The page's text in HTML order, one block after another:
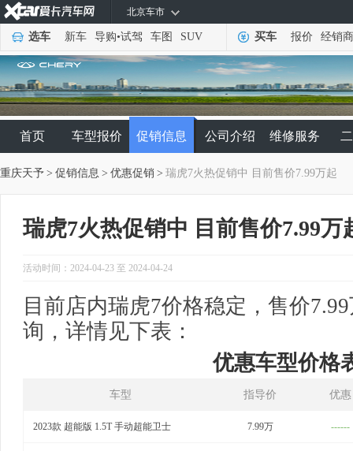
北京车市
选车 新车 导购•试驾 车图 SUV 买车 报价 经销商
首页 车型报价 促销信息 公司介绍 维修服务
重庆天予 > 促销信息 > 优惠促销 > 瑞虎7火热促销中 目前售价7.99万起
瑞虎7火热促销中 目前售价7.99万
活动时间：2024-04-23 至 2024-04-24
目前店内瑞虎7价格稳定，售价
询，详情见下表：
优惠车型价格
车型 指导价 优惠
2023款 超能版 1.5T 手动超能卫士 7.99万 ------